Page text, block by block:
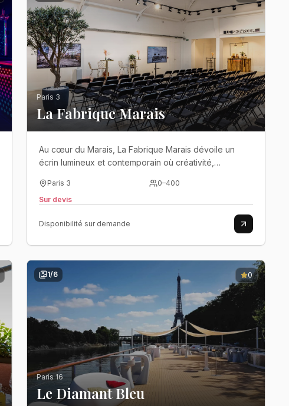
Paris 3
La Fabrique Marais
Au cœur du Marais, La Fabrique Marais dévoile un
écrin lumineux et contemporain où créativité,
événements les plus ambitieux..
Paris 3 0–400
Sur devis
Disponibilité sur demande
1/6 0
Paris 16
Le Diamant Bleu